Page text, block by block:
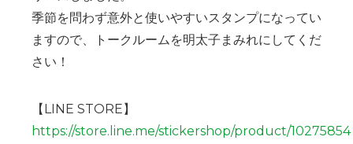
季節を問わず意外と使いやすいスタンプになってい
ますので、トークルームを明太子まみれにしてくだ
さい！
【LINE STORE】
https://store.line.me/stickershop/product/10275854